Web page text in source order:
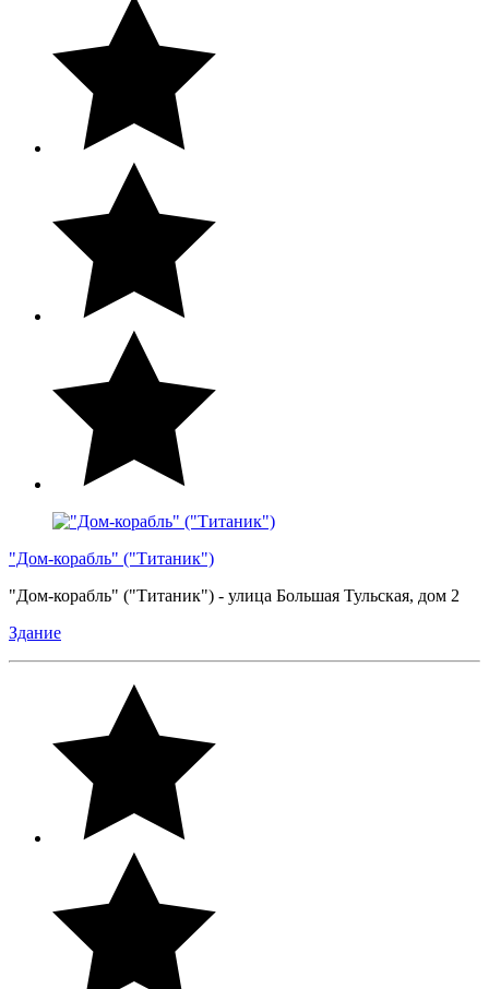
"Дом-корабль" ("Титаник")
"Дом-корабль" ("Титаник") - улица Большая Тульская, дом 2
Здание